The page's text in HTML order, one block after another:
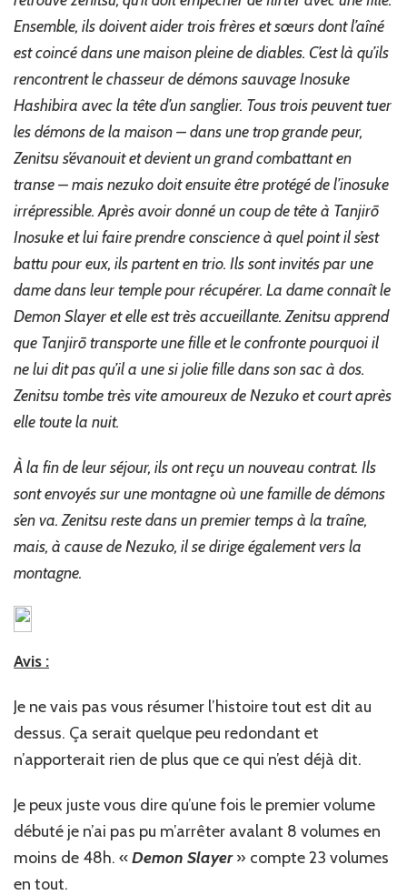
Ensemble, ils doivent aider trois frères et sœurs dont l’aîné
est coincé dans une maison pleine de diables. C’est là qu’ils
rencontrent le chasseur de démons sauvage Inosuke
Hashibira avec la tête d’un sanglier. Tous trois peuvent tuer
les démons de la maison – dans une trop grande peur,
Zenitsu s’évanouit et devient un grand combattant en
transe – mais nezuko doit ensuite être protégé de l’inosuke
irrépressible. Après avoir donné un coup de tête à Tanjirō
Inosuke et lui faire prendre conscience à quel point il s’est
battu pour eux, ils partent en trio. Ils sont invités par une
dame dans leur temple pour récupérer. La dame connaît le
Demon Slayer et elle est très accueillante. Zenitsu apprend
que Tanjirō transporte une fille et le confronte pourquoi il
ne lui dit pas qu’il a une si jolie fille dans son sac à dos.
Zenitsu tombe très vite amoureux de Nezuko et court après
elle toute la nuit.
À la fin de leur séjour, ils ont reçu un nouveau contrat. Ils
sont envoyés sur une montagne où une famille de démons
s’en va. Zenitsu reste dans un premier temps à la traîne,
mais, à cause de Nezuko, il se dirige également vers la
montagne.
Avis :
Je ne vais pas vous résumer l’histoire tout est dit au
dessus. Ça serait quelque peu redondant et
n’apporterait rien de plus que ce qui n’est déjà dit.
Je peux juste vous dire qu’une fois le premier volume
débuté je n’ai pas pu m’arrêter avalant 8 volumes en
moins de 48h. «Demon Slayer» compte 23 volumes
en tout.